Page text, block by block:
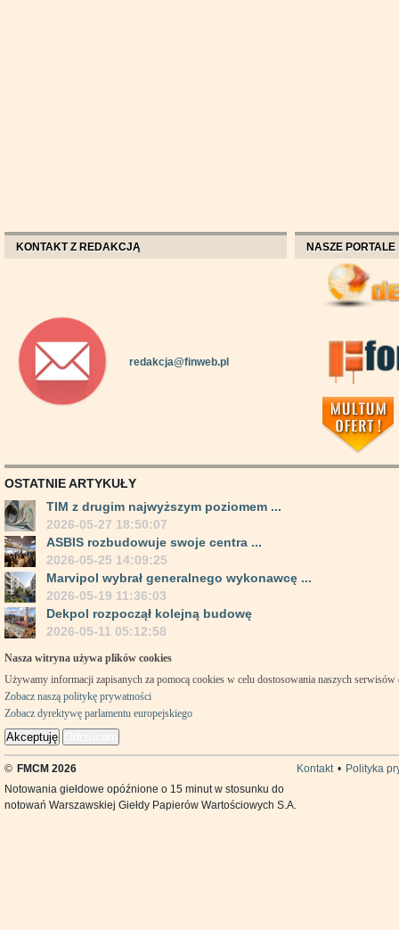
KONTAKT Z REDAKCJĄ
redakcja@finweb.pl
NASZE PORTALE
OSTATNIE ARTYKUŁY
TIM z drugim najwyższym poziomem ...
2026-05-27 18:50:07
ASBIS rozbudowuje swoje centra ...
2026-05-25 14:09:25
Marvipol wybrał generalnego wykonawcę ...
2026-05-19 11:36:03
Dekpol rozpoczął kolejną budowę
2026-05-11 05:12:58
Nasza witryna używa plików cookies
Używamy informacji zapisanych za pomocą cookies w celu dostosowania naszych
Zobacz naszą politykę prywatności
Zobacz dyrektywę parlamentu europejskiego
Akceptuję
© FMCM 2026 Kontakt • Polityka
Notowania giełdowe opóźnione o 15 minut w stosunku do
notowań Warszawskiej Giełdy Papierów Wartościowych S.A.